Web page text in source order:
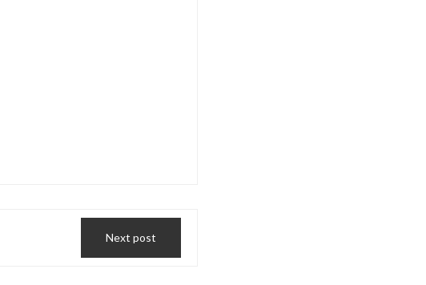
Next post